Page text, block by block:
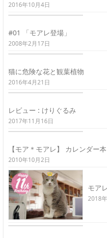
2016年10月4日
#01 「モアレ登場」
2008年2月17日
猫に危険な花と観葉植物
2016年4月21日
レビュー : けりぐるみ
2017年11月16日
【モア＊モアレ】 カレンダー
2010年10月2日
モア
2018